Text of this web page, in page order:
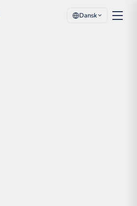
Dansk